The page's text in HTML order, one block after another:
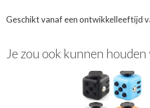
Geschikt vanaf een ontwikkelleeftijd
Je zou ook kunnen